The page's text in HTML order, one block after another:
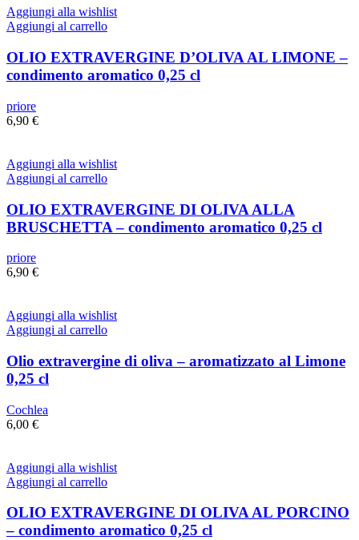
Aggiungi alla wishlist
Aggiungi al carrello
OLIO EXTRAVERGINE D’OLIVA AL LIMONE –
condimento aromatico 0,25 cl
priore
6,90 €
Aggiungi alla wishlist
Aggiungi al carrello
OLIO EXTRAVERGINE DI OLIVA ALLA
BRUSCHETTA – condimento aromatico 0,25 cl
priore
6,90 €
Aggiungi alla wishlist
Aggiungi al carrello
Olio extravergine di oliva – aromatizzato al Limone
0,25 cl
Cochlea
6,00 €
Aggiungi alla wishlist
Aggiungi al carrello
OLIO EXTRAVERGINE DI OLIVA AL PORCINO
– condimento aromatico 0,25 cl